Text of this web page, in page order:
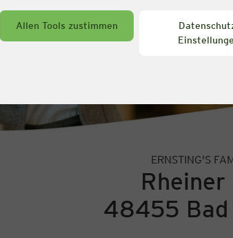
Allen Tools zustimmen
ERNSTING'S
48455 Bad